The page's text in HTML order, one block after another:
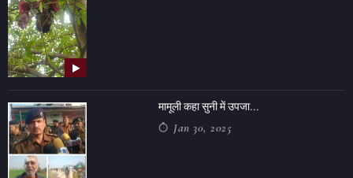
मामूली कहा सुनी में उपजा...
Jan 30, 2025